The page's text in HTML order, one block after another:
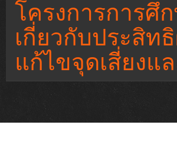
โครงการการศึ
เกี่ยวกับประสิท
แก้ไขจุดเสี่ยงแ